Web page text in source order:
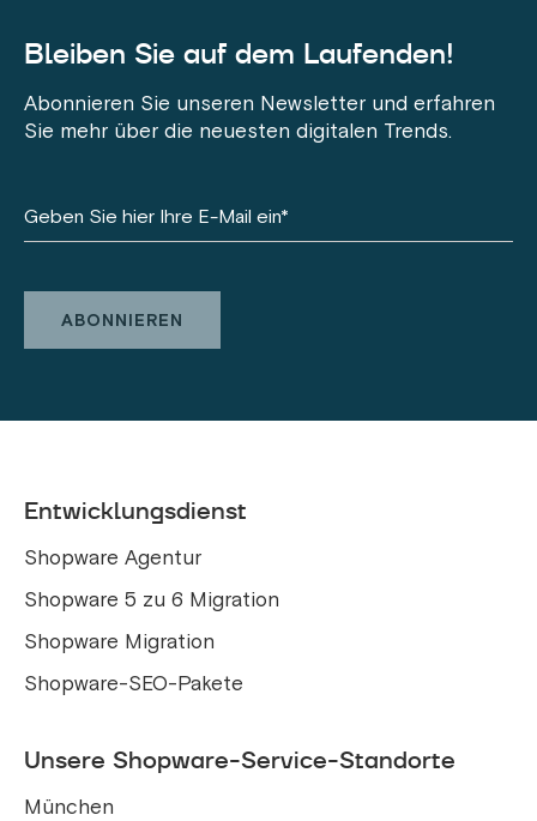
Bleiben Sie auf dem Laufenden!
Abonnieren Sie unseren Newsletter und erfahren
Sie mehr über die neuesten digitalen Trends.
Entwicklungsdienst
Shopware Agentur
Shopware 5 zu 6 Migration
Shopware Migration
Shopware-SEO-Pakete
Unsere Shopware-Service-Standorte
München